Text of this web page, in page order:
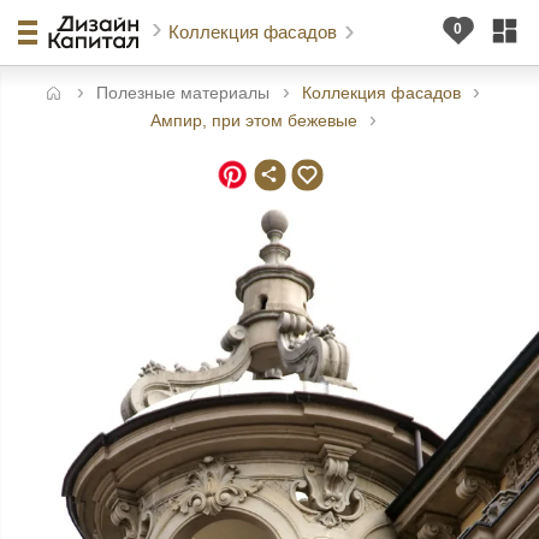
Коллекция фасадов
Полезные материалы
Коллекция фасадов
Ампир, при этом бежевые